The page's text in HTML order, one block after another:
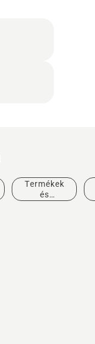
Termékek
és